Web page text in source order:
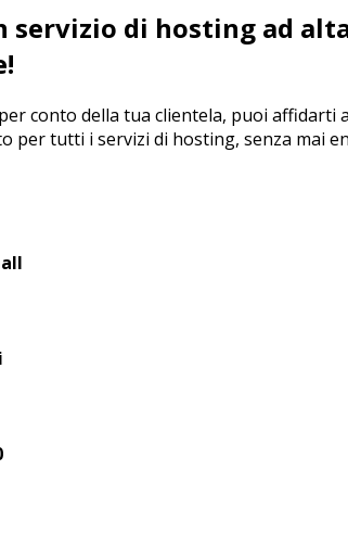
servizio di hosting ad
conto della tua clientela, puoi
per tutti i servizi di hosting, senza mai